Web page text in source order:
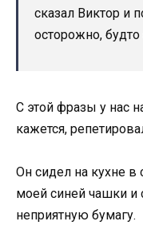
сказал Виктор и
осторожно, будто
С этой фразы у нас
кажется,
Он сидел на кухне в
моей синей чашки и
неприятную бумагу.